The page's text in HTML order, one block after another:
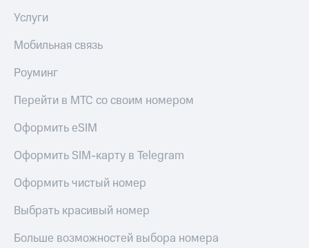
Переводы
с
МТС Pay
Оплата
коду
Смартфоны
Наушники
Услуги
Мобильная связь
Роуминг
Перейти в МТС со своим номером
Оформить eSIM
Оформить SIM-карту в Telegram
Оформить чистый номер
Выбрать красивый номер
Больше возможностей выбора номера